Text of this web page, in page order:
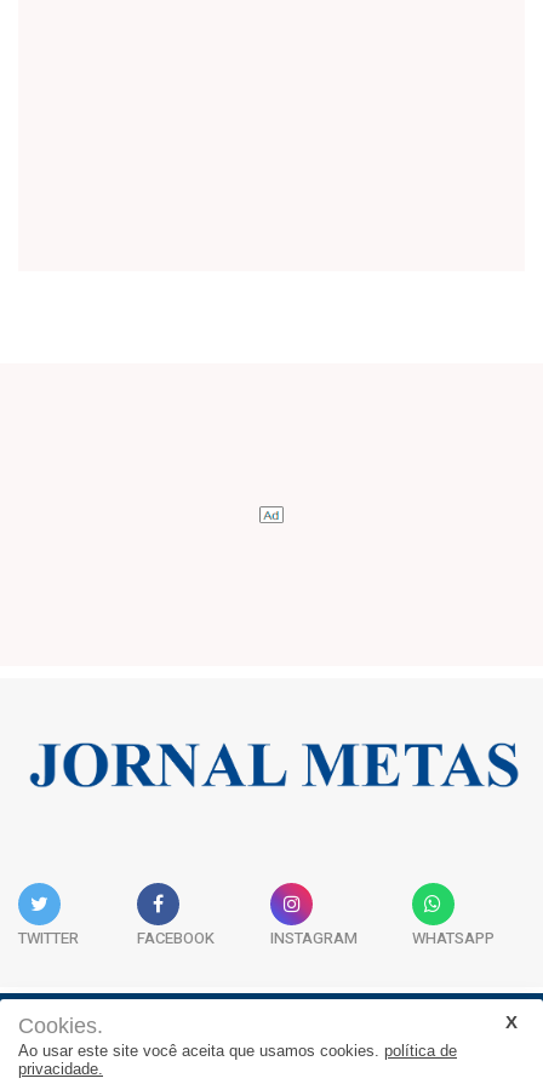
TWITTER FACEBOOK INSTAGRAM WHATSAPP
JORNAL METAS - Rua São José, 253, Sala 302, Centro
Cookies.
Ao usar este site você aceita que usamos cookies. política de
privacidade.